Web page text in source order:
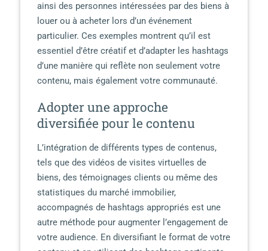
ainsi des personnes intéressées par des biens à
louer ou à acheter lors d’un événement
particulier. Ces exemples montrent qu’il est
essentiel d’être créatif et d’adapter les hashtags
d’une manière qui reflète non seulement votre
contenu, mais également votre communauté.
Adopter une approche
diversifiée pour le contenu
L’intégration de différents types de contenus,
tels que des vidéos de visites virtuelles de
biens, des témoignages clients ou même des
statistiques du marché immobilier,
accompagnés de hashtags appropriés est une
autre méthode pour augmenter l’engagement de
votre audience. En diversifiant le format de votre